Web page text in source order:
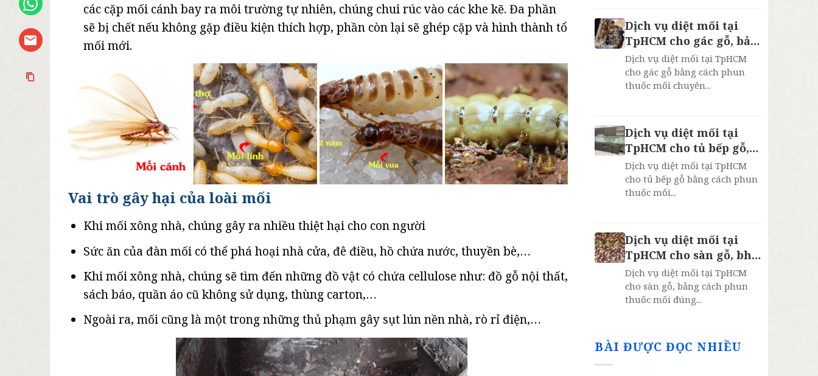
các cặp mối cánh bay ra môi trường tự nhiên, chúng chui rúc vào các khe kẽ. Đa phần
sẽ bị chết nếu không gặp điều kiện thích hợp, phần còn lại sẽ ghép cặp và hình thành tổ
mối mới.
Vai trò gây hại của loài mối
Khi mối xông nhà, chúng gây ra nhiều thiệt hại cho con người
Sức ăn của đàn mối có thể phá hoại nhà cửa, đê điều, hồ chứa nước, thuyền bè,…
Khi mối xông nhà, chúng sẽ tìm đến những đồ vật có chứa cellulose như: đồ gỗ nội thất,
sách báo, quần áo cũ không sử dụng, thùng carton,…
Ngoài ra, mối cũng là một trong những thủ phạm gây sụt lún nền nhà, rò rỉ điện,…
Dịch vụ diệt mối tại
TpHCM cho gác gỗ, bảo
hành 2 năm
Dịch vụ diệt mối tại TpHCM
cho gác gỗ bằng cách phun
thuốc mối chuyên...
Dịch vụ diệt mối tại
TpHCM cho tủ bếp gỗ,
bh 2 năm
Dịch vụ diệt mối tại TpHCM
cho tủ bếp gỗ bằng cách phun
thuốc mối...
Dịch vụ diệt mối tại
TpHCM cho sàn gỗ, bh 2
năm
Dịch vụ diệt mối tại TpHCM
cho sàn gỗ, bằng cách phun
thuốc mối đúng...
BÀI ĐƯỢC ĐỌC NHIỀU